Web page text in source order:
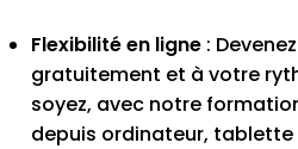
Flexibilité en ligne :
gratuitement et à votre
soyez, avec notre
depuis ordinateur,